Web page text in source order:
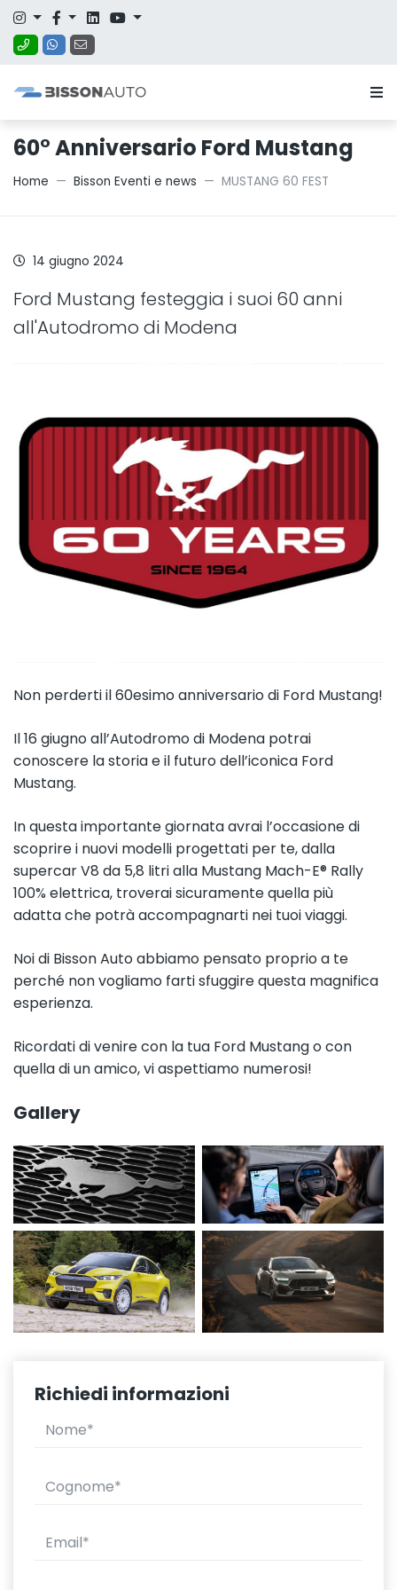
60° Anniversario Ford Mustang
Home Bisson Eventi e news MUSTANG 60 FEST
14 giugno 2024
Ford Mustang festeggia i suoi 60 anni
all'Autodromo di Modena
Non perderti il 60esimo anniversario di Ford Mustang!
Il 16 giugno all’Autodromo di Modena potrai
conoscere la storia e il futuro dell’iconica Ford
Mustang.
In questa importante giornata avrai l’occasione di
scoprire i nuovi modelli progettati per te, dalla
supercar V8 da 5,8 litri alla Mustang Mach-E® Rally
100% elettrica, troverai sicuramente quella più
adatta che potrà accompagnarti nei tuoi viaggi.
Noi di Bisson Auto abbiamo pensato proprio a te
perché non vogliamo farti sfuggire questa magnifica
esperienza.
Ricordati di venire con la tua Ford Mustang o con
quella di un amico, vi aspettiamo numerosi!
Gallery
Richiedi informazioni